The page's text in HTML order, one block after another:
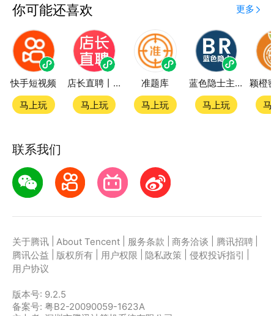
你可能还喜欢 更多
快手短视频
马上玩
店长直聘丨求职招聘找工作
马上玩
准题库
马上玩
蓝色隐士主题站
马上玩
联系我们
关于腾讯 About Tencent 服务条款 商务洽谈 腾讯招聘
腾讯公益
版权所有 用户权限 隐私政策 侵权投诉指引
用户协议
版本号: 9.2.5
备案号: 粤B2-20090059-1623A